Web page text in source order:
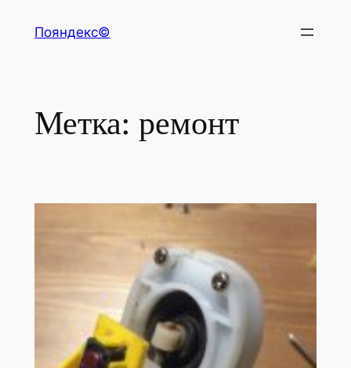
Пояндекс©
Метка: ремонт